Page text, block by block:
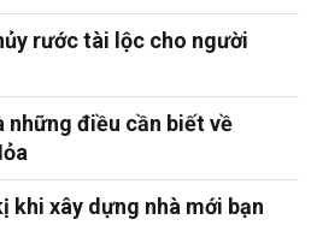
rước tài lộc cho người
những điều cần biết về
khi xây dựng nhà mới bạn